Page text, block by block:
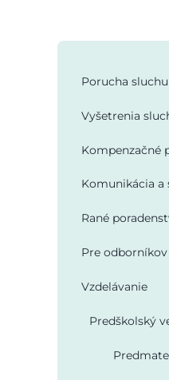
Porucha sluchu
Vyšetrenia
Kompenzačné
Komunikácia a
Rané
Pre odborníkov
Vzdelávanie
Predškolský